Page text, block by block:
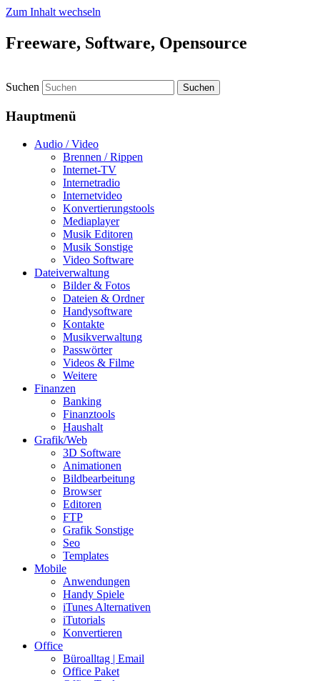
Zum Inhalt wechseln
Freeware, Software, Opensource
Suchen
Hauptmenü
Audio / Video
Brennen / Rippen
Internet-TV
Internetradio
Internetvideo
Konvertierungstools
Mediaplayer
Musik Editoren
Musik Sonstige
Video Software
Dateiverwaltung
Bilder & Fotos
Dateien & Ordner
Handysoftware
Kontakte
Musikverwaltung
Passwörter
Videos & Filme
Weitere
Finanzen
Banking
Finanztools
Haushalt
Grafik/Web
3D Software
Animationen
Bildbearbeitung
Browser
Editoren
FTP
Grafik Sonstige
Seo
Templates
Mobile
Anwendungen
Handy Spiele
iTunes Alternativen
iTutorials
Konvertieren
Office
Büroalltag | Email
Office Paket